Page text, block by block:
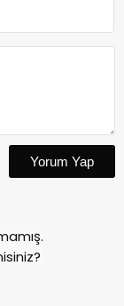
Yorum Yap